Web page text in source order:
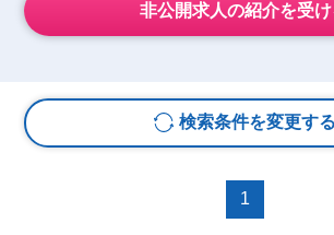
非公開求人の紹介を受け
検索条件を変更する
1